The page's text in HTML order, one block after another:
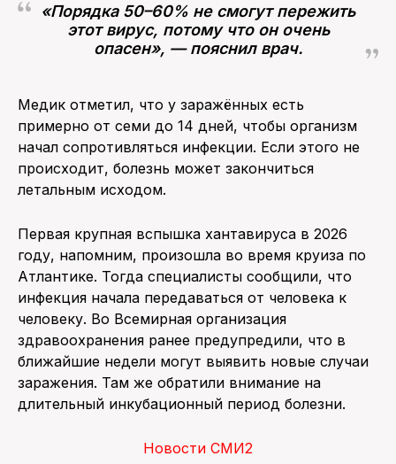
«Порядка 50–60% не смогут пережить
этот вирус, потому что он очень
опасен», — пояснил врач.
Медик отметил, что у заражённых есть
примерно от семи до 14 дней, чтобы организм
начал сопротивляться инфекции. Если этого не
происходит, болезнь может закончиться
летальным исходом.
Первая крупная вспышка хантавируса в 2026
году, напомним, произошла во время круиза по
Атлантике. Тогда специалисты сообщили, что
инфекция начала передаваться от человека к
человеку. Во Всемирная организация
здравоохранения ранее предупредили, что в
ближайшие недели могут выявить новые случаи
заражения. Там же обратили внимание на
длительный инкубационный период болезни.
Новости СМИ2